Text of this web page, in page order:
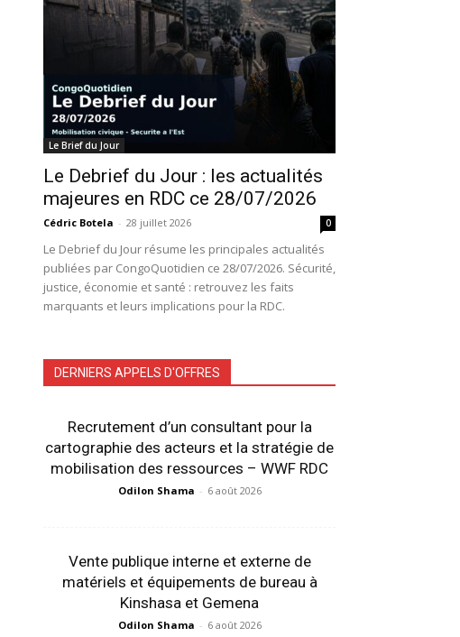
Le Brief du Jour
Le Debrief du Jour : les actualités
majeures en RDC ce 28/07/2026
Cédric Botela - 28 juillet 2026 0
Le Debrief du Jour résume les principales actualités
publiées par CongoQuotidien ce 28/07/2026. Sécurité,
justice, économie et santé : retrouvez les faits
marquants et leurs implications pour la RDC.
DERNIERS APPELS D'OFFRES
Recrutement d’un consultant pour la
cartographie des acteurs et la stratégie de
mobilisation des ressources – WWF RDC
Odilon Shama - 6 août 2026
Vente publique interne et externe de
matériels et équipements de bureau à
Kinshasa et Gemena
Odilon Shama - 6 août 2026